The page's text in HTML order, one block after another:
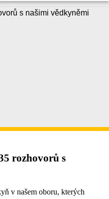
rozhovorů s
v našem oboru, kterých